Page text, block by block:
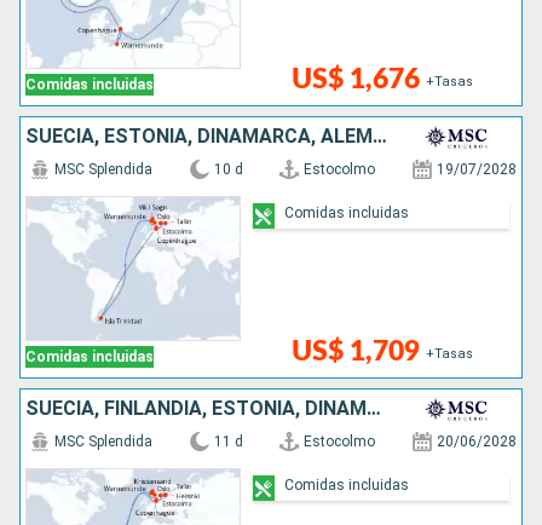
Comidas incluidas US$ 1,676 +Tasas
SUECIA, ESTONIA, DINAMARCA, ALEMANIA, ISLAS MALVINAS, NORUEGA
Comidas incluidas
MSC Splendida 10 d Estocolmo 19/07/2028
US$ 1,709 +Tasas
Comidas incluidas
SUECIA, FINLANDIA, ESTONIA, DINAMARCA, ALEMANIA, ISLAS MALVINAS, NORUEGA
MSC Splendida 11 d Estocolmo 20/06/2028
Comidas incluidas